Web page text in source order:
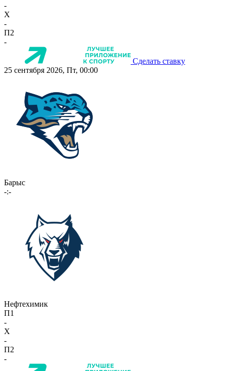
-
X
-
П2
-
Сделать ставку
25 сентября 2026, Пт, 00:00
Барыс
-:-
Нефтехимик
П1
-
X
-
П2
-